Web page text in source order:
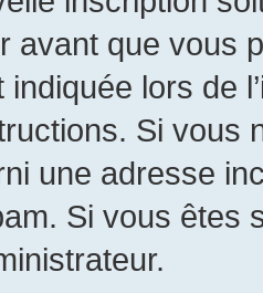
avant que vous
indiquée lors de
Si vous
une adresse
Si vous êtes